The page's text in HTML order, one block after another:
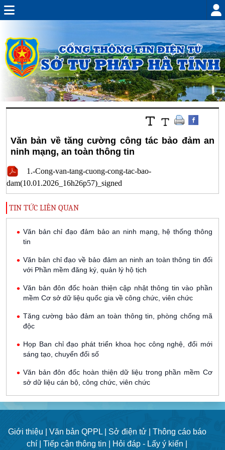
Văn bản về tăng cường công tác bảo đảm an
ninh mạng, an toàn thông tin
1.-Cong-van-tang-cuong-cong-tac-bao-
dam(10.01.2026_16h26p57)_signed
TIN TỨC LIÊN QUAN
Văn bản chỉ đạo đảm bảo an ninh mạng, hệ thống thông
tin
Văn bản chỉ đạo về bảo đảm an ninh an toàn thông tin đối
với Phần mềm đăng ký, quản lý hộ tịch
Văn bản đôn đốc hoàn thiện cập nhật thông tin vào phần
mềm Cơ sở dữ liệu quốc gia về công chức, viên chức
Tăng cường bảo đảm an toàn thông tin, phòng chống mã
độc
Họp Ban chỉ đạo phát triển khoa học công nghệ, đổi mới
sáng tạo, chuyển đổi số
Văn bản đôn đốc hoàn thiện dữ liệu trong phần mềm Cơ
sở dữ liệu cán bộ, công chức, viên chức
Giới thiệu | Văn bản QPPL | Sở điện tử |
Thông cáo báo
chí |
Tiếp cận thông tin | Hỏi đáp - Lấy ý kiến |